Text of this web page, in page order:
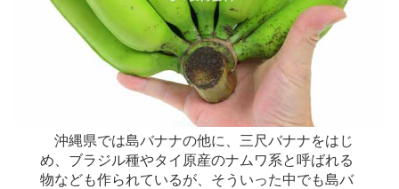
沖縄県では島バナナの他に、三尺バナナをはじ
め、ブラジル種やタイ原産のナムワ系と呼ばれる
物なども作られているが、そういった中でも島バ